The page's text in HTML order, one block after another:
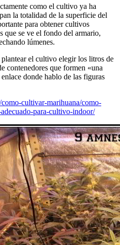
como el cultivo ya ha
la totalidad de la superficie del
para obtener cultivos
que se ve el fondo del armario,
lúmenes.
el cultivo elegir los litros de
contenedores que formen «una
donde hablo de las figuras
cultivar-marihuana/como-
para-cultivo-indoor/